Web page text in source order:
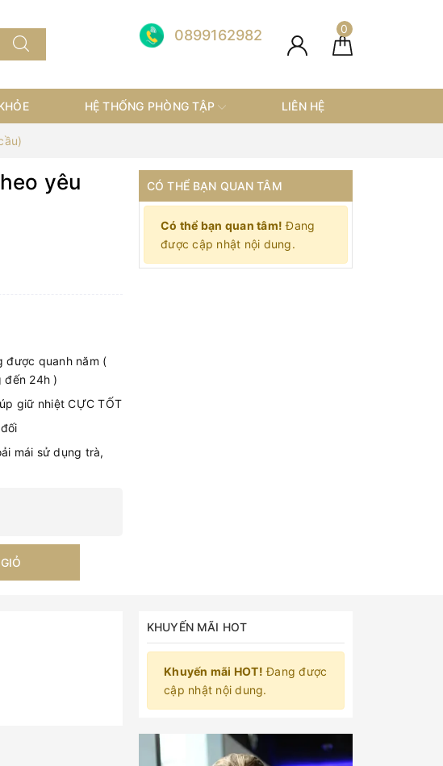
0
0899162982
HỆ THỐNG PHÒNG TẬP LIÊN HỆ
yêu
được quanh năm (
đến 24h )
giữ nhiệt CỰC TỐT
mái sử dụng trà,
CÓ THỂ BẠN QUAN TÂM
Có thể bạn quan tâm! Đang
được cập nhật nội dung.
KHUYẾN MÃI HOT
Khuyến mãi HOT! Đang được
cập nhật nội dung.